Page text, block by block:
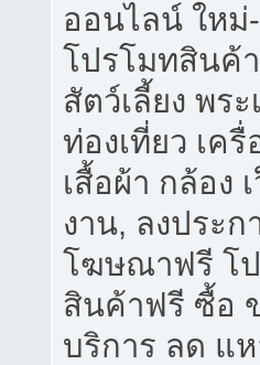
ออนไลน์ ใหม่
โปรโมทสินค้
สัตว์เลี้ยง พระ
ท่องเที่ยว เครื่
เสื้อผ้า กล้อง
งาน, ลงประก
โฆษณาฟรี โ
สินค้าฟรี ซื้อ
บริการ ลด แ